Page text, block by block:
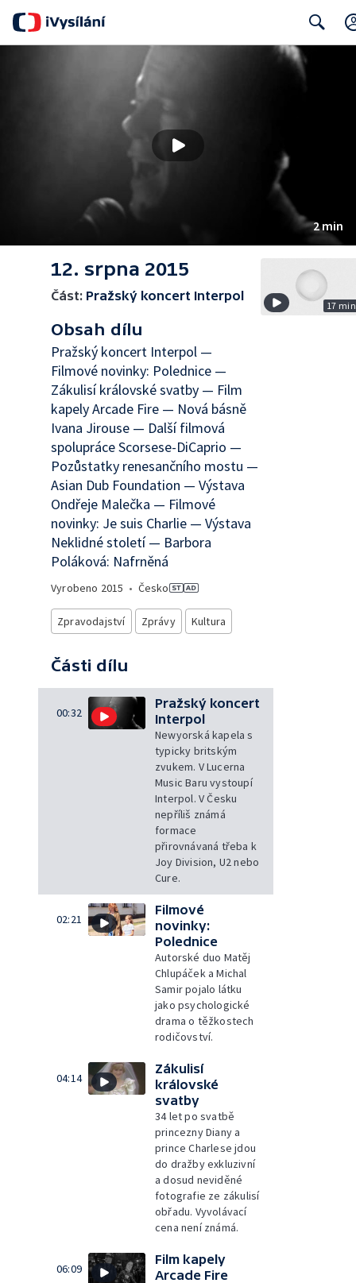
Search
2 min
12. srpna 2015
Část: Pražský koncert Interpol
Obsah dílu
Pražský koncert Interpol —
Filmové novinky: Polednice —
Zákulisí královské svatby — Film
kapely Arcade Fire — Nová básně
Ivana Jirouse — Další filmová
spolupráce Scorsese-DiCaprio —
Pozůstatky renesančního mostu —
Asian Dub Foundation — Výstava
Ondřeje Malečka — Filmové
novinky: Je suis Charlie — Výstava
Neklidné století — Barbora
Poláková: Nafrněná
Vyrobeno 2015 • Česko
Zpravodajství Zprávy Kultura
Části dílu
00:32
Pražský koncert
Interpol
Newyorská kapela s
typicky britským
zvukem. V Lucerna
Music Baru vystoupí
Interpol. V Česku
nepříliš známá
formace
přirovnávaná třeba k
Joy Division, U2 nebo
Cure.
02:21
Filmové
novinky:
Polednice
Autorské duo Matěj
Chlupáček a Michal
Samir pojalo látku
jako psychologické
drama o těžkostech
rodičovství.
04:14
Zákulisí
královské
svatby
34 let po svatbě
princezny Diany a
prince Charlese jdou
do dražby exkluzivní
a dosud neviděné
fotografie ze zákulisí
obřadu. Vyvolávací
cena není známá.
06:09
Film kapely
Arcade Fire
17 min